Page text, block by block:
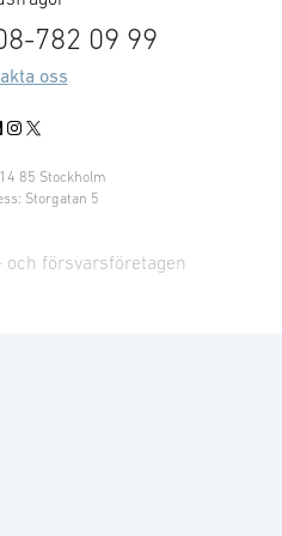
782 09 99
oss
Instagram
X
85 Stockholm
Storgatan 5
försvarsföretagen